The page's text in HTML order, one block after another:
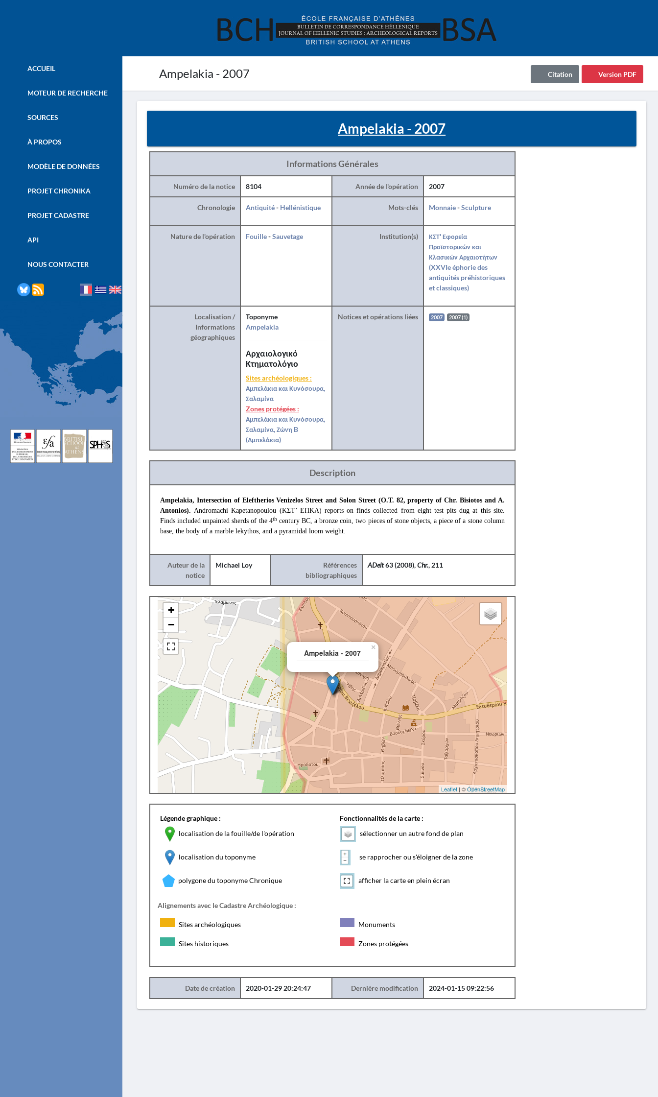
Ampelakia - 2007 Version PDF
Citation
ACCUEIL
MOTEUR DE RECHERCHE
SOURCES
À PROPOS
MODÈLE DE DONNÉES
PROJET CHRONIKA
PROJET CADASTRE
API
NOUS CONTACTER
Ampelakia - 2007
Informations Générales
Numéro de la notice 8104 Année de l'opération 2007
Chronologie Antiquité- Hellénistique Mots-clés Monnaie-Sculpture
Nature de l'opération Fouille-Sauvetage Institution(s)
ΚΣΤ' Εφορεία
Προϊστορικών και
Κλασικών Αρχαιοτήτων
(XXVIe éphorie des
antiquités préhistoriques
et classiques)
Localisation /
Informations
géographiques
Toponyme
Ampelakia
Αρχαιολογικό
Κτηματολόγιο
Sites archéologiques :
Αμπελάκια και Κυνόσουρα,
Σαλαμίνα
Zones protégées :
Αμπελάκια και Κυνόσουρα,
Σαλαμίνα, Ζώνη B
(Αμπελάκια)
Notices et opérations liées 2007 2007 (1)
Description
Ampelakia, Intersection of Eleftherios Venizelos Street and Solon Street (O.T. 82, property of Chr. Bisiotos and A.
Antonios).Andromachi Kapetanopoulou (ΚΣΤ’ ΕΠΚΑ) reports on finds collected from eight test pits dug at this site.
Finds included unpainted sherds of the 4thcentury BC, a bronze coin, two pieces of stone objects, a piece of a stone column
base, the body of a marble lekythos, and a pyramidal loom weight.
Auteur de la
notice
Michael Loy
Références
bibliographiques
ADelt63 (2008),Chr., 211
Ampelakia - 2007
×
+
−
Leaflet| ©OpenStreetMap
Légende graphique :
localisation de la fouille/de l'opération
localisation du toponyme
polygone du toponyme Chronique
Fonctionnalités de la carte :
sélectionner un autre fond de plan
se rapprocher ou s'éloigner de la zone
afficher la carte en plein écran
Alignements avec le Cadastre Archéologique :
Sites archéologiques Monuments
Sites historiques Zones protégées
Date de création 2020-01-29 20:24:47 Dernière modification 2024-01-15 09:22:56